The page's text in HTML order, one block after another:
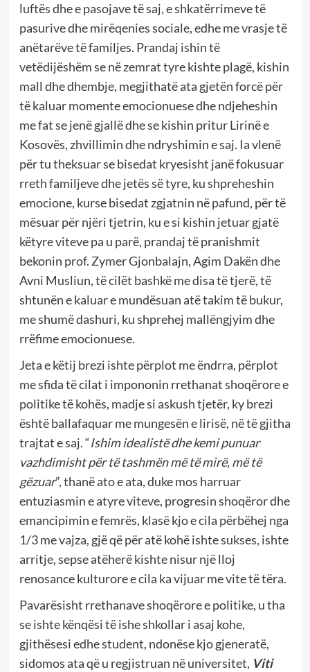
luftës dhe e pasojave të saj, e shkatërrimeve të
pasurive dhe mirëqenies sociale, edhe me vrasje të
anëtarëve të familjes. Prandaj ishin të
vetëdijëshëm se në zemrat tyre kishte plagë, kishin
mall dhe dhembje, megjithatë ata gjetën forcë për
të kaluar momente emocionuese dhe ndjeheshin
me fat se jenë gjallë dhe se kishin pritur Lirinë e
Kosovës, zhvillimin dhe ndryshimin e saj. Ia vlenë
për tu theksuar se bisedat kryesisht janë fokusuar
rreth familjeve dhe jetës së tyre, ku shpreheshin
emocione, kurse bisedat zgjatnin në pafund, për të
mësuar për njëri tjetrin, ku e si kishin jetuar gjatë
këtyre viteve pa u parë, prandaj të pranishmit
bekonin prof. Zymer Gjonbalajn, Agim Dakën dhe
Avni Musliun, të cilët bashkë me disa të tjerë, të
shtunën e kaluar e mundësuan atë takim të bukur,
me shumë dashuri, ku shprehej mallëngjyim dhe
rrëfime emocionuese.
Jeta e këtij brezi ishte përplot me ëndrra, përplot
me sfida të cilat i impononin rrethanat shoqërore e
politike të kohës, madje si askush tjetër, ky brezi
është ballafaquar me mungesën e lirisë, në të gjitha
trajtat e saj. “Ishim idealistë dhe kemi punuar
vazhdimisht për të tashmën më të mirë, më të
gëzuar”, thanë ato e ata, duke mos harruar
entuziasmin e atyre viteve, progresin shoqëror dhe
emancipimin e femrës, klasë kjo e cila përbëhej nga
1/3 me vajza, gjë që për atë kohë ishte sukses, ishte
arritje, sepse atëherë kishte nisur një lloj
renosance kulturore e cila ka vijuar me vite të tëra.
Pavarësisht rrethanave shoqërore e politike, u tha
se ishte kënqësi të ishe shkollar i asaj kohe,
gjithësesi edhe student, ndonëse kjo gjeneratë,
sidomos ata që u regjistruan në universitet, Viti